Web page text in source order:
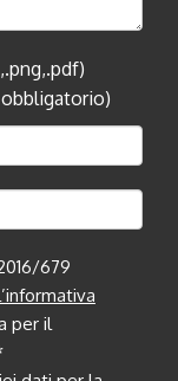
679
per il